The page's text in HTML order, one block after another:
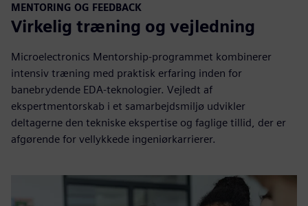
MENTORING OG FEEDBACK
Virkelig træning og vejledning
Microelectronics Mentorship-programmet kombinerer
intensiv træning med praktisk erfaring inden for
banebrydende EDA-teknologier. Vejledt af
ekspertmentorskab i et samarbejdsmiljø udvikler
deltagerne den tekniske ekspertise og faglige tillid, der er
afgørende for vellykkede ingeniørkarrierer.